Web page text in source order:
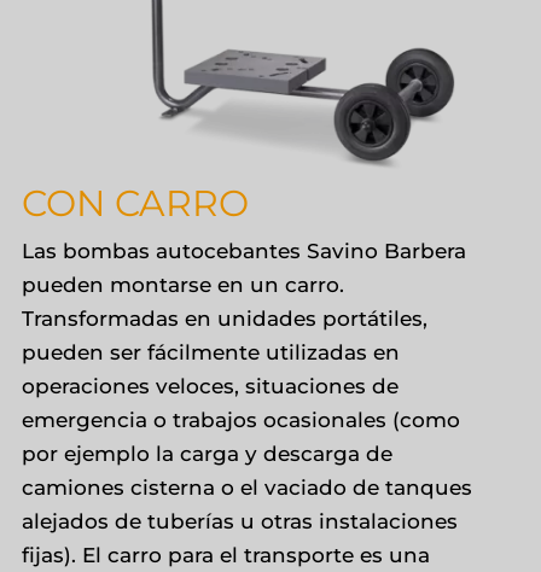
CON CARRO
Las bombas autocebantes Savino Barbera
pueden montarse en un carro.
Transformadas en unidades portátiles,
pueden ser fácilmente utilizadas en
operaciones veloces, situaciones de
emergencia o trabajos ocasionales (como
por ejemplo la carga y descarga de
camiones cisterna o el vaciado de tanques
alejados de tuberías u otras instalaciones
fijas). El carro para el transporte es una